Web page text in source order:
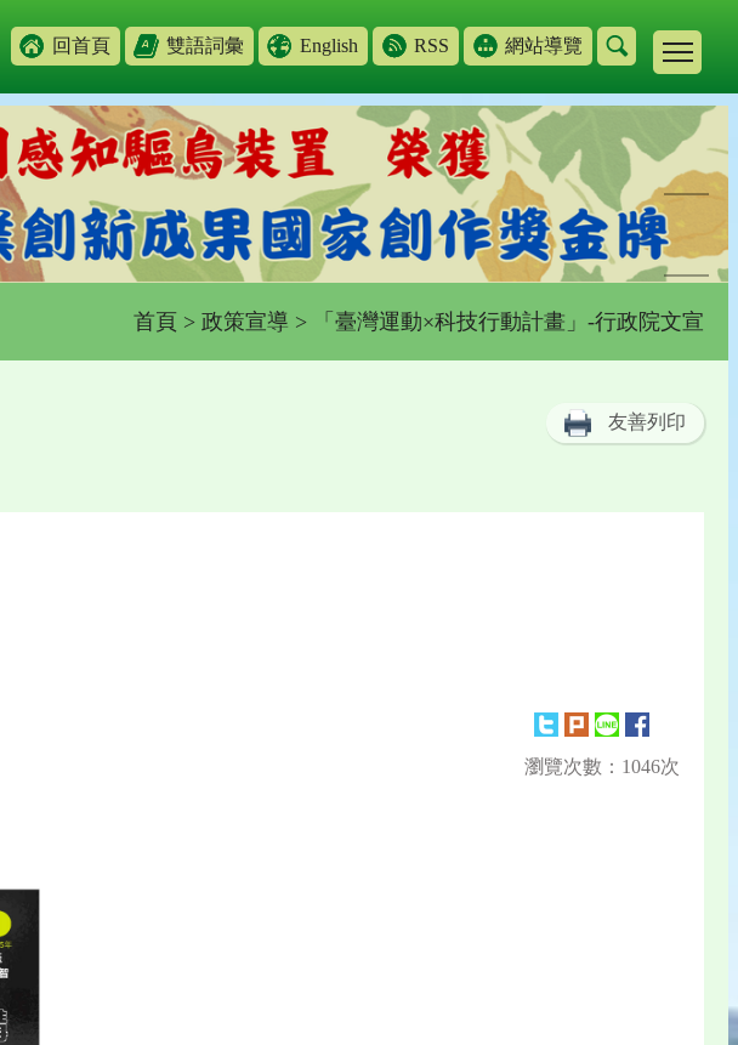
回首頁 雙語詞彙 English RSS 網站導覽
首頁 > 政策宣導 > 「臺灣運動×科技行動計畫」-行政院文宣
友善列印
瀏覽次數：1046次